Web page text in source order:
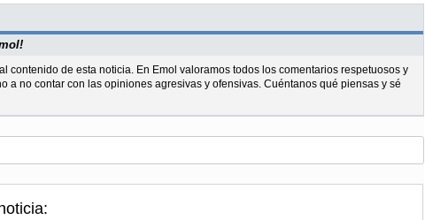
contenido de esta noticia. En Emol valoramos todos los comentarios respetuosos y
a no contar con las opiniones agresivas y ofensivas. Cuéntanos qué piensas y sé